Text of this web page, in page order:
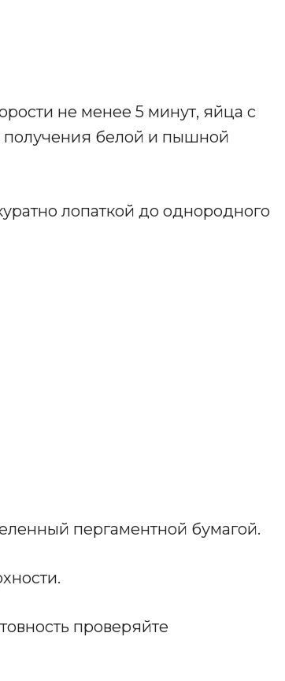
не менее 5 минут, яйца с
получения белой и пышной
лопаткой до однородного
пергаментной бумагой.
проверяйте